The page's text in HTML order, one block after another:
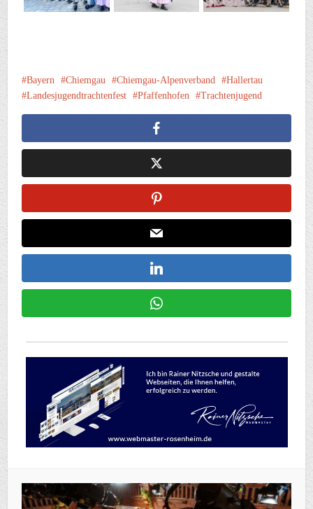
Bayern Chiemgau Chiemgau-Alpenverband
Hallertau
Landesjugendtrachtenfest
Pfaffenhofen Trachtenjugend